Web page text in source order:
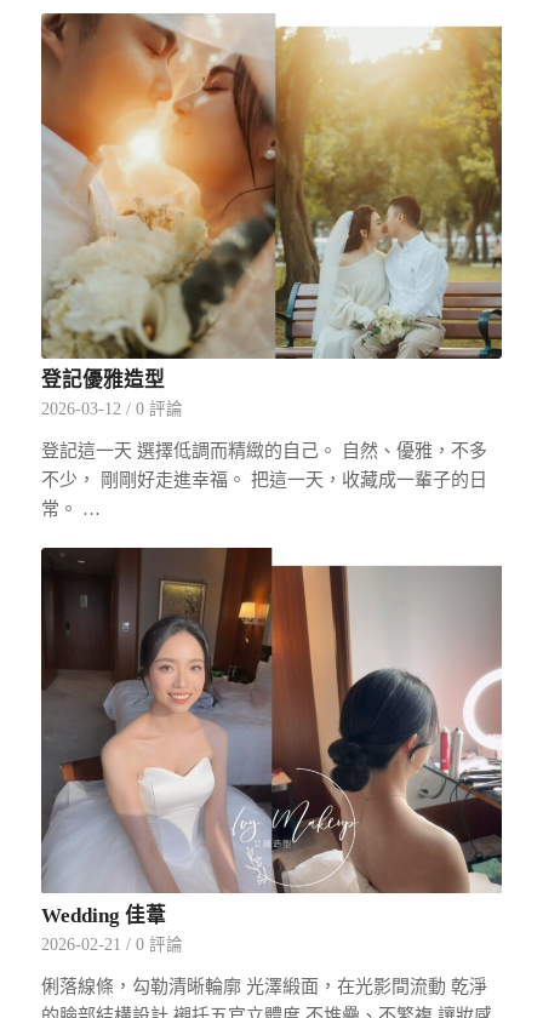
登記優雅造型
2026-03-12 / 0 評論
登記這一天 選擇低調而精緻的自己。 自然、優雅，不多
不少， 剛剛好走進幸福。 把這一天，收藏成一輩子的日
常。 …
Wedding 佳葦
2026-02-21 / 0 評論
俐落線條，勾勒清晰輪廓 光澤緞面，在光影間流動 乾淨